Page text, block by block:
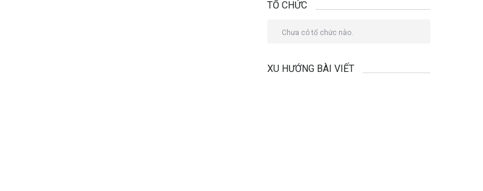
TỔ CHỨC
Chưa có tổ chức nào.
XU HƯỚNG BÀI VIẾT